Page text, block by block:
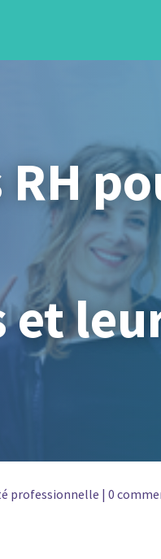
RH
professionnelle | 0